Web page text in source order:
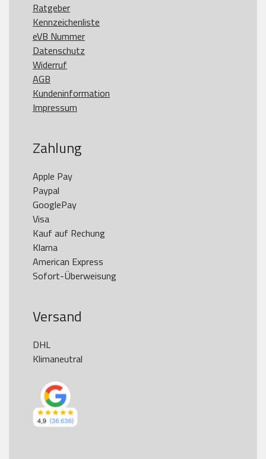
Ratgeber
Kennzeichenliste
eVB Nummer
Datenschutz
Widerruf
AGB
Kundeninformation
Impressum
Zahlung
Apple Pay
Paypal
GooglePay
Visa
Kauf auf Rechung
Klarna
American Express
Versand
DHL
Klimaneutral